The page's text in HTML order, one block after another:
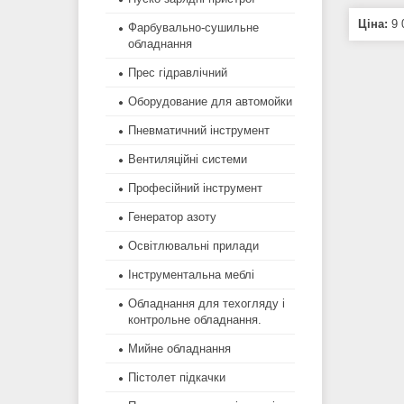
Ціна: 9
Фарбувально-сушильне
обладнання
Прес гідравлічний
Оборудование для автомойки
Пневматичний інструмент
Вентиляційні системи
Професійний інструмент
Генератор азоту
Освітлювальні прилади
Інструментальна меблі
Обладнання для техогляду і
контрольне обладнання.
Мийне обладнання
Пістолет підкачки